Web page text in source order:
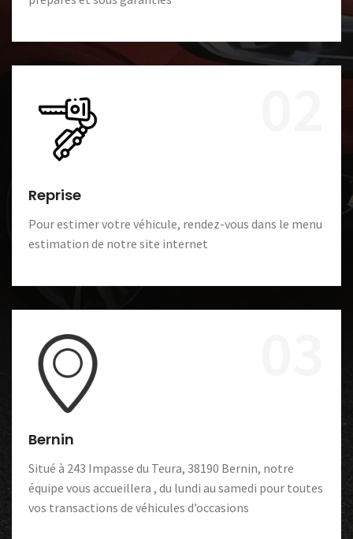
Reprise
Pour estimer votre véhicule, rendez-vous dans le menu
estimation de notre site internet
Bernin
Situé à 243 Impasse du Teura, 38190 Bernin, notre
équipe vous accueillera , du lundi au samedi pour toutes
vos transactions de véhicules d’occasions